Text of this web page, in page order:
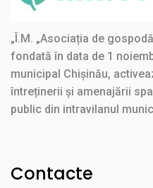
„Î.M. „Asociația de
fondată în data de 1
municipal Chișinău,
întreținerii și amenajării
public din intravilanul
Contacte